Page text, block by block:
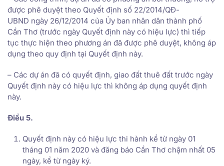
được phê duyệt theo Quyết định số 22/2014/QĐ-
UBND ngày 26/12/2014 của Ủy ban nhân dân thành phố
Cần Thơ (trước ngày Quyết định này có hiệu lực) thì tiếp
tục thực hiện theo phương án đã được phê duyệt, không áp
dụng theo quy định tại Quyết định này.
– Các dự án đã có quyết định, giao đất thuê đất trước ngày
Quyết định này có hiệu lực thì không áp dụng quyết định
này.
Điều 5.
Quyết định này có hiệu lực thi hành kể từ ngày 01
tháng 01 năm 2020 và đăng báo Cần Thơ chậm nhất 05
ngày, kể từ ngày ký.